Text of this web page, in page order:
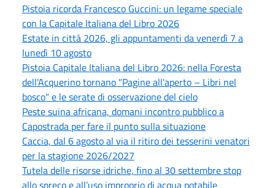
Pistoia ricorda Francesco Guccini: un legame speciale
con la Capitale Italiana del Libro 2026
Estate in città 2026, gli appuntamenti da venerdì 7 a
lunedì 10 agosto
Pistoia Capitale Italiana del Libro 2026: nella Foresta
dell'Acquerino tornano "Pagine all'aperto – Libri nel
bosco" e le serate di osservazione del cielo
Peste suina africana, domani incontro pubblico a
Capostrada per fare il punto sulla situazione
Caccia, dal 6 agosto al via il ritiro dei tesserini venatori
per la stagione 2026/2027
Tutela delle risorse idriche, fino al 30 settembre stop
allo spreco e all’uso improprio di acqua potabile